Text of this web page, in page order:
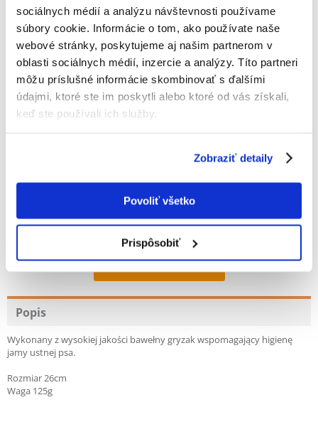
sociálnych médií a analýzu návštevnosti používame
súbory cookie. Informácie o tom, ako používate naše
webové stránky, poskytujeme aj našim partnerom v
oblasti sociálnych médií, inzercie a analýzy. Títo partneri
môžu príslušné informácie skombinovať s ďalšími
údajmi, ktoré ste im poskytli alebo ktoré od vás získali,
keď ste používali ich služby.
Zobraziť detaily
Povoliť všetko
Prispôsobiť
Fotky našich zákazníkov
Prehliadať dodatočné fotografie : 1
1 RECENZIA
5 z 5
100%
Recommend
100% ZÁKAZNÍCI ODPORÚČAJÚ TENTO PRODUKT
Popis
Wykonany z wysokiej jakości bawełny gryzak wspomagający higienę
jamy ustnej psa.
Rozmiar 26cm
Waga 125g